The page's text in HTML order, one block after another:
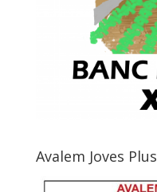
Avalem Joves Plus